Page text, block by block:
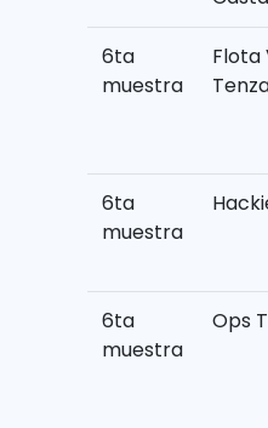
6ta
muestra
Flota
6ta
muestra
6ta
muestra
Ops